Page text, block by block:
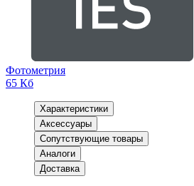
Фотометрия
65 Кб
Характеристики
Аксессуары
Сопутствующие товары
Аналоги
Доставка